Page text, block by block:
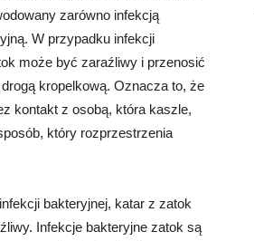
zarówno infekcją
W przypadku infekcji
może być zaraźliwy i przenosić
kropelkową. Oznacza to, że
kontakt z osobą, która kaszle,
który rozprzestrzenia
bakteryjnej, katar z zatok
Infekcje bakteryjne zatok są